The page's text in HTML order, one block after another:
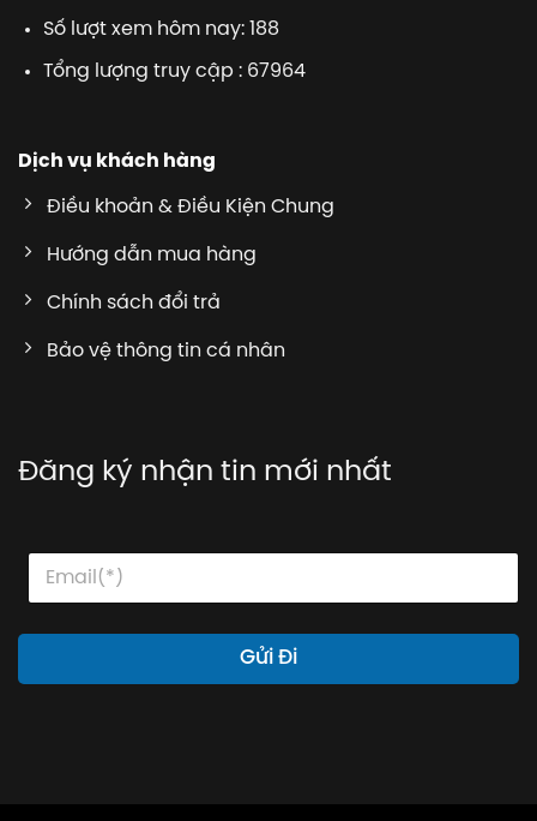
Số lượt xem hôm nay: 188
Tổng lượng truy cập : 67964
Dịch vụ khách hàng
Điều khoản & Điều Kiện Chung
Hướng dẫn mua hàng
Chính sách đổi trả
Bảo vệ thông tin cá nhân
Đăng ký nhận tin mới nhất
l
l
m
E
a
i
Gửi Đi